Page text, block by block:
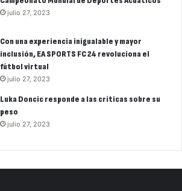
julio 27, 2023
Con una experiencia inigualable y mayor
inclusión, EA SPORTS FC 24 revoluciona el
fútbol virtual
julio 27, 2023
Luka Doncic responde a las críticas sobre su
peso
julio 27, 2023